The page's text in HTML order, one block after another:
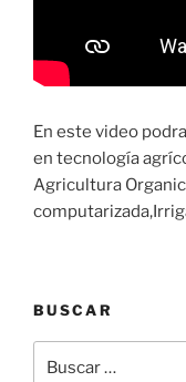
En este video
en tecnología
Agricultura
BUSCAR